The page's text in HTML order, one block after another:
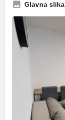
Glavna slika